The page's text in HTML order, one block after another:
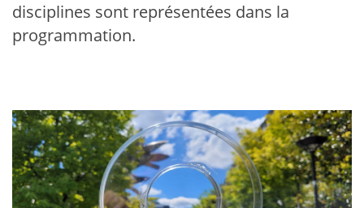
disciplines sont représentées dans la
programmation.